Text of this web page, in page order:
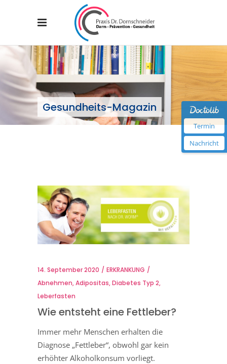
Gesundheits-Magazin
14. September 2020
ERKRANKUNG
Abnehmen,Adipositas,Diabetes Typ 2,
Leberfasten
Wie entsteht eine Fettleber?
Immer mehr Menschen erhalten die
Diagnose „Fettleber“, obwohl gar kein
erhöhter Alkoholkonsum vorliegt.
Termin
Nachricht